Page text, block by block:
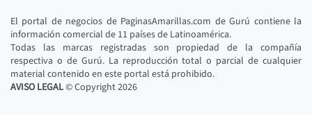
El portal de negocios de PaginasAmarillas.com de Gurú contiene la
información comercial de 11 países de Latinoamérica.
Todas las marcas registradas son propiedad de la compañía
respectiva o de Gurú. La reproducción total o parcial de cualquier
material contenido en este portal está prohibido.
AVISO LEGAL© Copyright2026